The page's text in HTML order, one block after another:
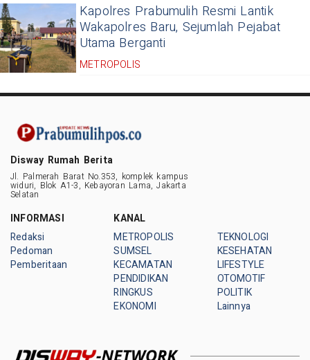
Kapolres Prabumulih Resmi Lantik
Wakapolres Baru, Sejumlah Pejabat
Utama Berganti
METROPOLIS
Disway Rumah Berita
Jl. Palmerah Barat No.353, komplek kampus
widuri, Blok A1-3, Kebayoran Lama, Jakarta
Selatan
INFORMASI
Redaksi
Pedoman
Pemberitaan
KANAL
METROPOLIS
SUMSEL
KECAMATAN
PENDIDIKAN
RINGKUS
EKONOMI
TEKNOLOGI
KESEHATAN
LIFESTYLE
OTOMOTIF
POLITIK
Lainnya